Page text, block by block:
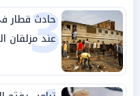
3
حادث قطار
عند مزلقان